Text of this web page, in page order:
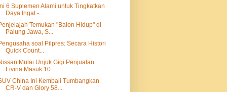
6 Suplemen Alami untuk Tingkatkan
Daya Ingat -...
Temukan "Balon Hidup" di
Palung Jawa, S...
soal Pilpres: Secara Histori
Quick Count...
Mulai Unjuk Gigi Penjualan
Livina Masuk 10 ...
China Ini Kembali Tumbangkan
CR-V dan Glory 58...